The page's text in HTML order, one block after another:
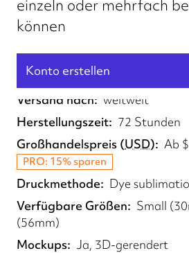
einzeln oder mehrfach
können
Konto erstellen
Erfüllt von
UK
Versand nach
weltweit
Herstellungszeit
72 Stunden
Großhandelspreis (USD) Ab
PRO: 15% sparen
Druckmethode
Dye
Verfügbare Größen
Small
(56mm)
Mockups Ja, 3D-gerendert